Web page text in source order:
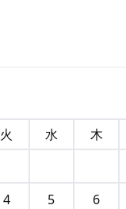
火 水 木
4 5 6